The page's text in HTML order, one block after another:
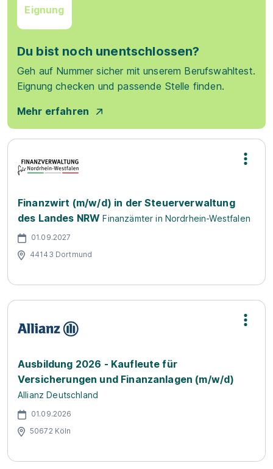
Eignung
Du bist noch unentschlossen?
Geh auf Nummer sicher mit unserem Berufswahltest.
Eignung checken und passende Stelle finden.
Mehr erfahren
Finanzwirt (m/w/d) in der Steuerverwaltung
des Landes NRW Finanzämter in Nordrhein-Westfalen
01.09.2027
44143 Dortmund
Ausbildung 2026 - Kaufleute für
Versicherungen und Finanzanlagen (m/w/d)
Allianz Deutschland
01.09.2026
50672 Köln